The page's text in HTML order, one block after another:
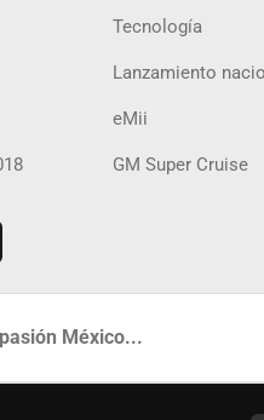
Tecnología
Lanzamiento
eMii
GM Super Cruise